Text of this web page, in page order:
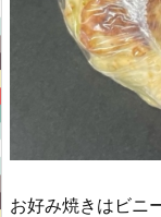
お好み焼きはビニ